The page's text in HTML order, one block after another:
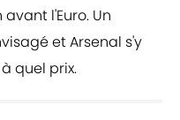
l'Euro. Un
et Arsenal s'y
quel prix.